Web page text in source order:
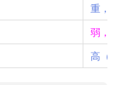
重，
弱，
高（